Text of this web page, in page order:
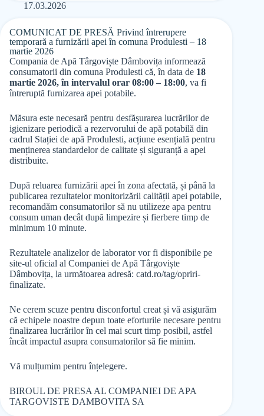
17.03.2026
COMUNICAT DE PRESĂ Privind întrerupere
temporară a furnizării apei în comuna Produlesti – 18
martie 2026
Compania de Apă Târgoviște Dâmbovița informează
consumatorii din comuna Produlesti că, în data de 18
martie 2026, în intervalul orar 08:00 – 18:00, va fi
întreruptă furnizarea apei potabile.
Măsura este necesară pentru desfășurarea lucrărilor de
igienizare periodică a rezervorului de apă potabilă din
cadrul Stației de apă Produlesti, acțiune esențială pentru
menținerea standardelor de calitate și siguranță a apei
distribuite.
După reluarea furnizării apei în zona afectată, și până la
publicarea rezultatelor monitorizării calității apei potabile,
recomandăm consumatorilor să nu utilizeze apa pentru
consum uman decât după limpezire și fierbere timp de
minimum 10 minute.
Rezultatele analizelor de laborator vor fi disponibile pe
site-ul oficial al Companiei de Apă Târgoviște
Dâmbovița, la următoarea adresă: catd.ro/tag/opriri-
finalizate.
Ne cerem scuze pentru disconfortul creat și vă asigurăm
că echipele noastre depun toate eforturile necesare pentru
finalizarea lucrărilor în cel mai scurt timp posibil, astfel
încât impactul asupra consumatorilor să fie minim.
Vă mulțumim pentru înțelegere.
BIROUL DE PRESA AL COMPANIEI DE APA
TARGOVISTE DAMBOVITA SA